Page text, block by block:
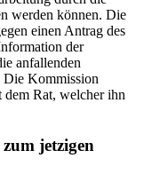
werden können. Die
einen Antrag des
der
anfallenden
Die Kommission
Rat, welcher ihn
jetzigen